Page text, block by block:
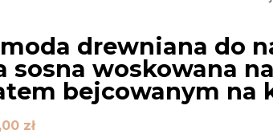
drewniana do
sosna woskowana
bejcowanym na
zł